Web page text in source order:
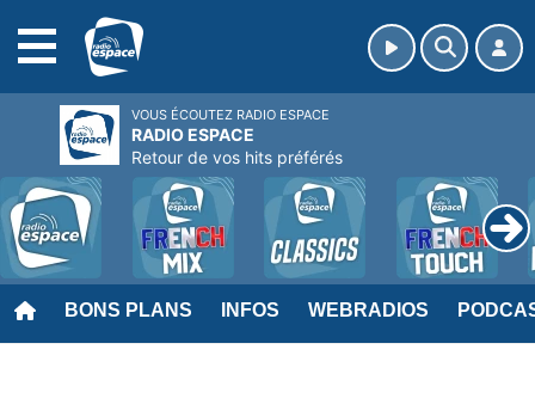
BONS PLANS INFOS WEBRADIOS
VOUS ÉCOUTEZ RADIO ESPACE
RADIO ESPACE
Retour de vos hits préférés